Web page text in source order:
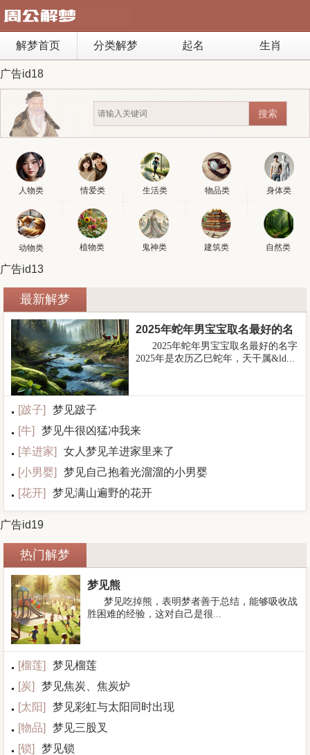
解梦首页 分类解梦 起名 生肖
广告id18
人物类 情爱类 生活类 物品类 身体类
动物类 植物类 鬼神类 建筑类 自然类
广告id13
最新解梦
2025年蛇年男宝宝取名最好的名
2025年蛇年男宝宝取名最好的名字
2025年是农历乙巳蛇年，天干属&ld...
[跛子]
梦见跛子
[牛]
梦见牛很凶猛冲我来
[羊进家]
女人梦见羊进家里来了
[小男婴]
梦见自己抱着光溜溜的小男婴
[花开] 梦见满山遍野的花开
广告id19
热门解梦
梦见熊
梦见吃掉熊，表明梦者善于总结，能够吸收战
胜困难的经验，这对自己是很...
[榴莲]
梦见榴莲
[炭]
梦见焦炭、焦炭炉
[太阳]
梦见彩虹与太阳同时出现
[物品]
梦见三股叉
[锁] 梦见锁